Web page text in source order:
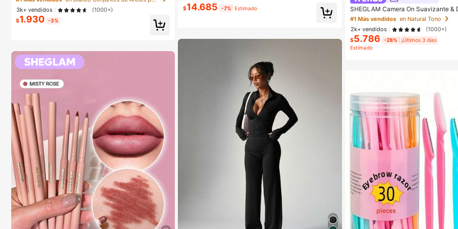
ara mujeres
3k+ vendidos
(1000+)
$1.930 -3%
$14.685 -7% Estimado
SHEGLAM Camera On Suavizante &
base Marca de Belleza Cosmética
ujeres y Niñas
#1 Más vendidos en Natural Tono
2k+ vendidos
(1000+)
$5.786 -28%
¡Últimos 3 días
Estimado